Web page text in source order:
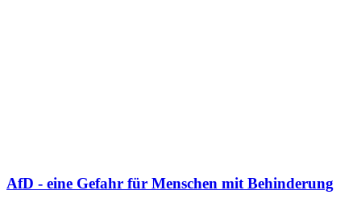
AfD - eine Gefahr für Menschen mit Behinderung